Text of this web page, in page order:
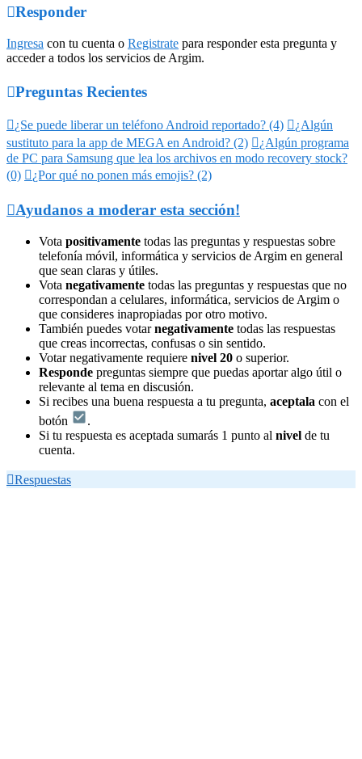
Responder
Ingresa con tu cuenta o Registrate para responder esta pregunta y
acceder a todos los servicios de Argim.
Preguntas Recientes
¿Se puede liberar un teléfono Android reportado? (4) ¿Algún
sustituto para la app de MEGA en Android? (2) ¿Algún programa
de PC para Samsung que lea los archivos en modo recovery stock?
(0) ¿Por qué no ponen más emojis? (2)
Ayudanos a moderar esta sección!
Vota positivamente todas las preguntas y respuestas sobre
telefonía móvil, informática y servicios de Argim en general
que sean claras y útiles.
Vota negativamente todas las preguntas y respuestas que no
correspondan a celulares, informática, servicios de Argim o
que consideres inapropiadas por otro motivo.
También puedes votarnegativamente todas las respuestas
que creas incorrectas, confusas o sin sentido.
Votar negativamente requiere nivel 20 o superior.
Responde preguntas siempre que puedas aportar algo útil o
relevante al tema en discusión.
Si recibes una buena respuesta a tu pregunta, aceptala con el
botón
.
Si tu respuesta es aceptada sumarás 1 punto al nivel de tu
cuenta.
Respuestas